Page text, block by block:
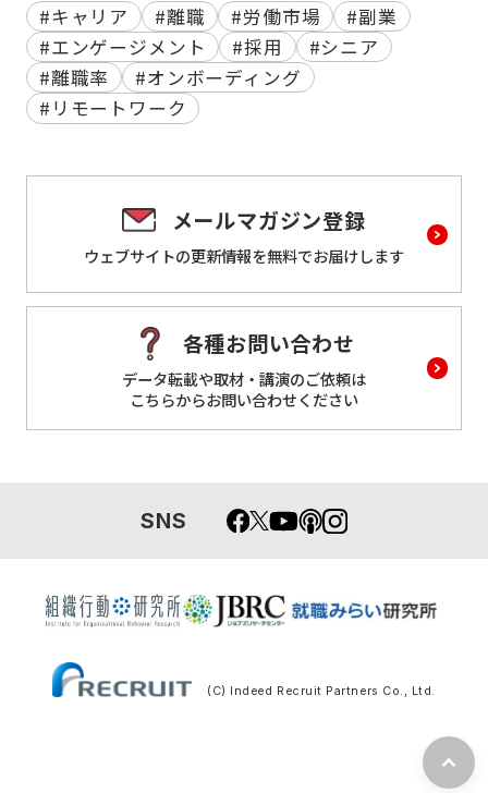
#キャリア #離職 #労働市場
#副業
#エンゲージメント
#採用
#シニア
#離職率
#オンボーディング
#リモートワーク
メールマガジン登録
ウェブサイトの更新情報を無料でお届けします
各種お問い合わせ
データ転載や取材・講演のご依頼は
こちらからお問い合わせください
SNS
(C) Indeed Recruit Partners Co., Ltd.